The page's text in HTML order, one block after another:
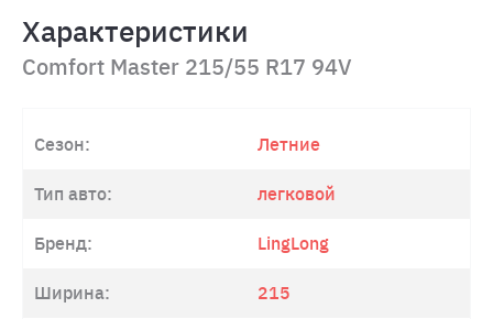
Характеристики
Comfort Master 215/55 R17 94V
Сезон: Летние
Тип авто: легковой
Бренд: LingLong
Ширина: 215